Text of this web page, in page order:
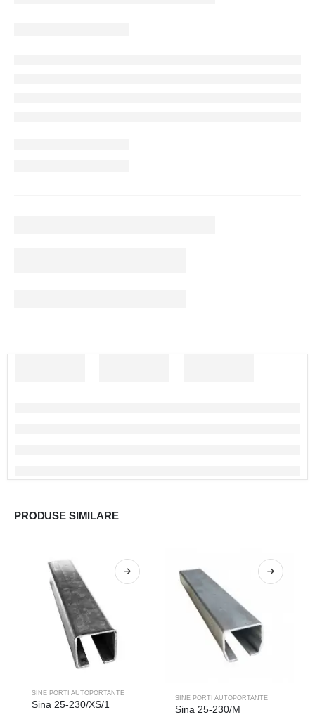
PRODUSE SIMILARE
SINE PORTI AUTOPORTANTE
Sina 25-230/XS/1
SINE PORTI AUTOPORTANTE
Sina 25-230/M